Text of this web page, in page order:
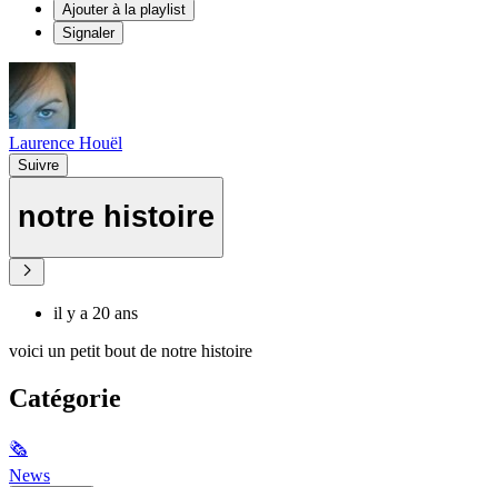
Ajouter à la playlist
Signaler
Laurence Houël
Suivre
notre histoire
il y a 20 ans
voici un petit bout de notre histoire
Catégorie
🗞
News